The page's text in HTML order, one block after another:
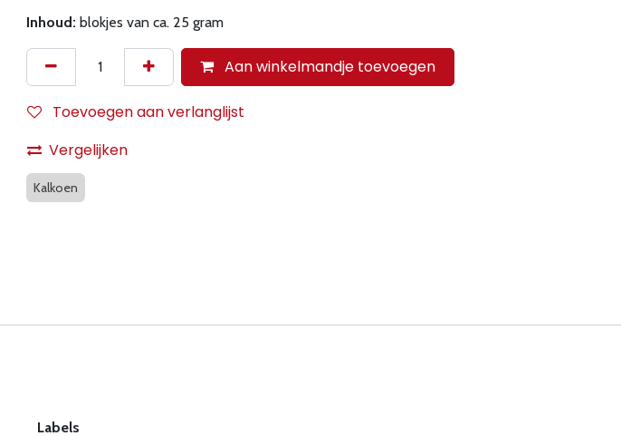
Inhoud: blokjes van ca. 25 gram
Aan winkelmandje toevoegen
Toevoegen aan verlanglijst
Vergelijken
Kalkoen
Labels